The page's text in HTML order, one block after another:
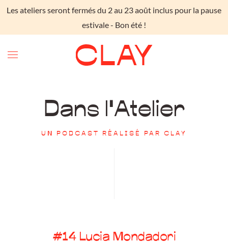
Les ateliers seront fermés du 2 au 23 août inclus pour la pause
estivale - Bon été !
Skip to main content
Dans l'Atelier
UN PODCAST RÉALISÉ PAR CLAY
#14 Lucia Mondadori